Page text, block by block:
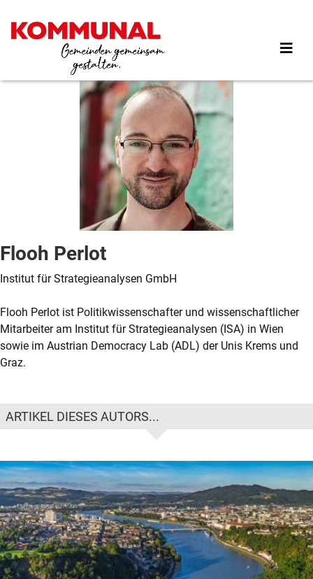
Inhalt
Flooh Perlot
Institut für Strategieanalysen GmbH
Flooh Perlot ist Politikwissenschafter und wissenschaftlicher
Mitarbeiter am Institut für Strategieanalysen (ISA) in Wien
sowie im Austrian Democracy Lab (ADL) der Unis Krems und
Graz.
ARTIKEL DIESES AUTORS...